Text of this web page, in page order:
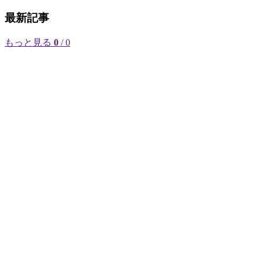
最新記事
もっと見る 0 / 0